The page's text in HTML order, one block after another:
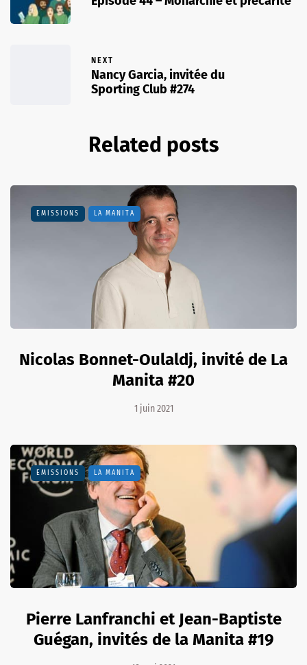
NEXT
Nancy Garcia, invitée du
Sporting Club #274
Related posts
EMISSIONS LA MANITA
Nicolas Bonnet-Oulaldj, invité de La
Manita #20
1 juin 2021
EMISSIONS LA MANITA
Pierre Lanfranchi et Jean-Baptiste
Guégan, invités de la Manita #19